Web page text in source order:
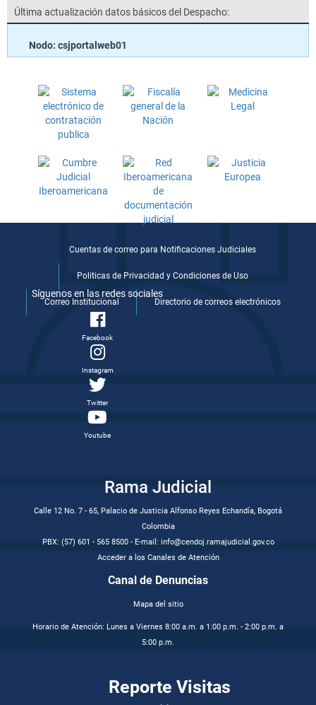
Última actualización datos básicos del Despacho:
Nodo: csjportalweb01
Cuentas de correo para Notificaciones Judiciales
Politicas de Privacidad y Condiciones de Uso
Correo Institucional Directorio de correos electrónicos
Síguenos en las redes sociales
Facebook
Instagram
Twitter
Youtube
Rama Judicial
Calle 12 No. 7 - 65, Palacio de Justicia Alfonso Reyes Echandía, Bogotá
Colombia
PBX: (57) 601 - 565 8500 - E-mail: info@cendoj.ramajudicial.gov.co
Acceder a los Canales de Atención
Canal de Denuncias
Mapa del sitio
Horario de Atención: Lunes a Viernes 8:00 a.m. a 1:00 p.m. - 2:00 p.m. a
5:00 p.m.
Reporte Visitas